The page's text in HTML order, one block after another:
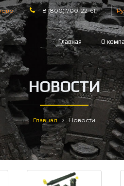
8 (800) 700-22-61
Главная О
НОВОСТИ
Главная Новости